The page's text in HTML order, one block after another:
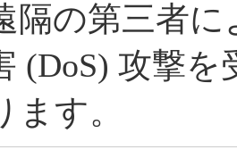
隔の第三者
(DoS) 攻撃
す。